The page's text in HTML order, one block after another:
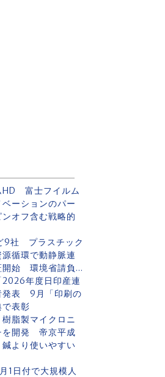
HD 富士フイルム
ーションのパー
オフ含む戦略的
9社 プラスチック
循環で動静脈連
開始 環境省請負...
年度日印産連
発表 9月「印刷の
で表彰
脂製マイクロニ
を開発 帝京平成
より使いやすい
1日付で大規模人